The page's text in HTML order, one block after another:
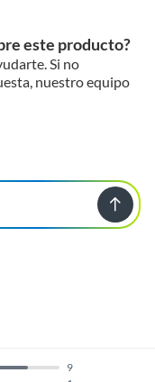
este producto?
Si no
nuestro equipo
9